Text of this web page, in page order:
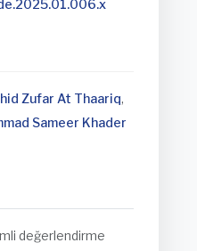
Zufar At Thaariq,
Sameer Khader
değerlendirme